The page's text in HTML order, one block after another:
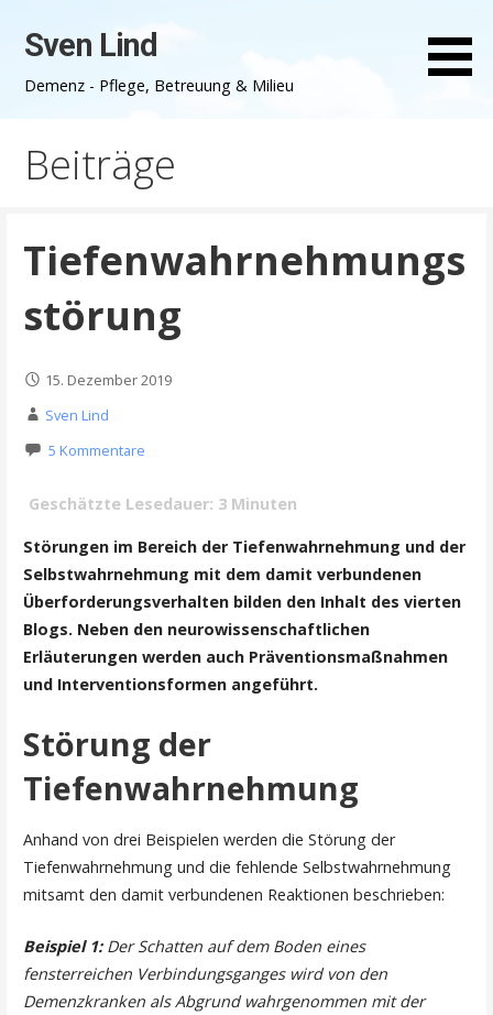
InhaltSven Lind
Demenz - Pflege, Betreuung & Milieu
Beiträge
Tiefenwahrnehmungs
störung
15. Dezember 2019
Sven Lind
5 Kommentare
Geschätzte Lesedauer: 3 Minuten
Störungen im Bereich der Tiefenwahrnehmung und der
Selbstwahrnehmung mit dem damit verbundenen
Überforderungsverhalten bilden den Inhalt des vierten
Blogs. Neben den neurowissenschaftlichen
Erläuterungen werden auch Präventionsmaßnahmen
und Interventionsformen angeführt.
Störung der
Tiefenwahrnehmung
Anhand von drei Beispielen werden die Störung der
Tiefenwahrnehmung und die fehlende Selbstwahrnehmung
mitsamt den damit verbundenen Reaktionen beschrieben:
Beispiel 1:Der Schatten auf dem Boden eines
fensterreichen Verbindungsganges wird von den
Demenzkranken als Abgrund wahrgenommen mit der